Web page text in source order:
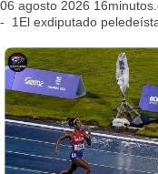
a
ti
o
n
06 agosto 2026
- 1El exdiputado